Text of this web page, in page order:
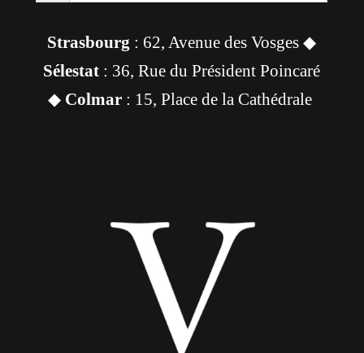
Strasbourg : 62, Avenue des Vosges ◆
Sélestat : 36, Rue du Président Poincaré
◆ Colmar: 15, Place de la Cathédrale